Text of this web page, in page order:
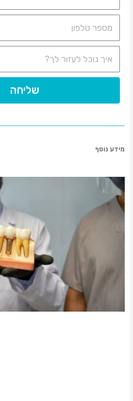
שליחה
מידע נוסף